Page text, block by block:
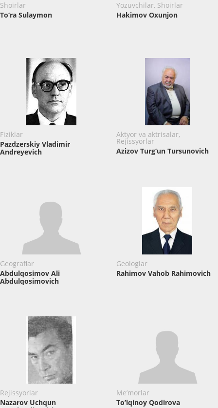
Shoirlar
To‘ra Sulaymon
Yozuvchilar, Shoirlar
Hakimov Oxunjon
Fiziklar
Pazdzerskiy Vladimir
Andreyevich
Aktyor va aktrisalar,
Rejissyorlar
Azizov Turg‘un Tursunovich
Geograflar
Abdulqosimov Ali
Abdulqosimovich
Geologlar
Rahimov Vahob Rahimovich
Rejissyorlar
Nazarov Uchqun
Me’morlar
To’lqinoy Qodirova